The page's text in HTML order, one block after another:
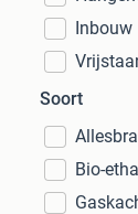
Inbouw
Soort
Bio-